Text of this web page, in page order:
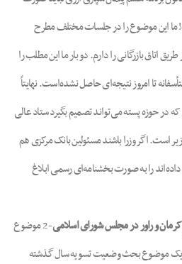
ما این موضوع را در جلسات مختلف مطرح
ماهه پیگیری از طریق اتاق بازرگانی را دارم. دو بار ما این مطلب را
تا امروز نتیجه‌ای حاصل نشده‌است. نهایتاً
که در حوزه پسته می‌تواند تصمیم بگیرد ستاد عالی
است. اگر وزرا باشند مسئولین بانک مرکزی هم
را به صورت بخشنامه‌ای رسمی ابلاغ
و راور در مجلس شورای اسلامی
- 2 موضوع
یک موضوع بحث وضعیت تسویه سال گذشته